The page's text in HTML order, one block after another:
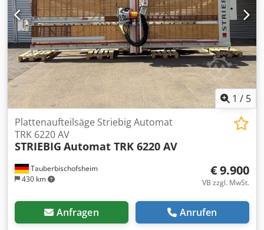
Maschine wird in ihrem tatsächlichen und rechtlichen
Zustand („wie gesehen und gefallen“) auf der Grundlage
von Fotodokumentationen und technischen/kommerziellen
Unterlagen mit beschreibendem Charakter verkauft und
geliefert. Der Käufer hat das Recht, die Ware vor der
Abholung zu inspizieren, und übernimmt die
Verantwortung für die Installation, die Sicherung und die
Nutzung der Maschine am Bestimmungsort. Externe
Referenz: 6645
1 / 5
Tauberbischofsheim
430 km
Plattenaufteilsäge Striebig Automat
TRK 6220 AV
STRIEBIG Automat TRK 6220 AV
€ 9.900
VB zzgl. MwSt.
Anfragen Anrufen